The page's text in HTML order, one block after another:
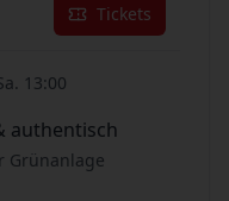
Tickets
13:00
authentisch
Grünanlage